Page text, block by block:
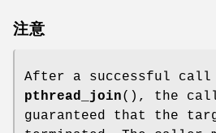
注意
After a successful call
pthread_join(), the
guaranteed that the